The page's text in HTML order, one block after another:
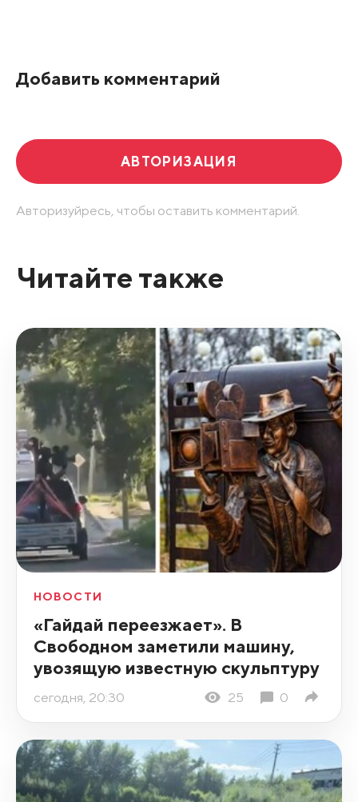
Добавить комментарий
АВТОРИЗАЦИЯ
Авторизуйресь, чтобы оставить комментарий.
Читайте также
НОВОСТИ
«Гайдай переезжает». В
Свободном заметили машину,
увозящую известную скульптуру
сегодня, 20:30 25 0